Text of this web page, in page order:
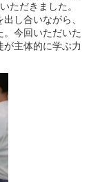
ただきました。
し合いながら、
。今回いただいた
が主体的に学ぶ力